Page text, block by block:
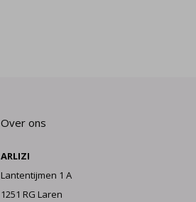
Over ons
ARLIZI
Lantentijmen 1 A
1251 RG Laren